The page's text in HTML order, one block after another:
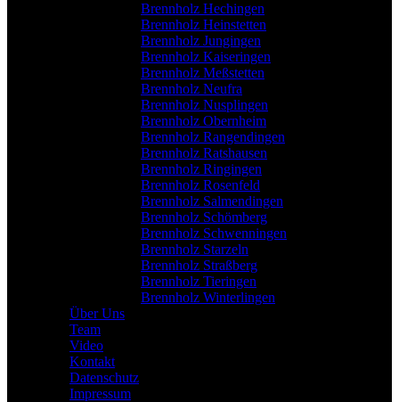
Brennholz Hechingen
Brennholz Heinstetten
Brennholz Jungingen
Brennholz Kaiseringen
Brennholz Meßstetten
Brennholz Neufra
Brennholz Nusplingen
Brennholz Obernheim
Brennholz Rangendingen
Brennholz Ratshausen
Brennholz Ringingen
Brennholz Rosenfeld
Brennholz Salmendingen
Brennholz Schömberg
Brennholz Schwenningen
Brennholz Starzeln
Brennholz Straßberg
Brennholz Tieringen
Brennholz Winterlingen
Über Uns
Team
Video
Kontakt
Datenschutz
Impressum